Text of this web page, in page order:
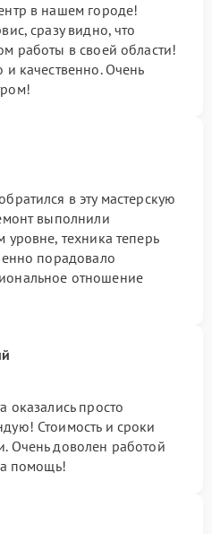
в нашем городе!
сразу видно, что
работы в своей области!
качественно. Очень
в эту мастерскую
выполнили
техника теперь
порадовало
отношение
оказались просто
Стоимость и сроки
Очень доволен работой
помощь!